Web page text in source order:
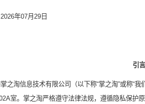
2026年07月 29 日
引言
之淘信息技术有限公司（以下称“掌之淘”或称“
室。掌之淘严格遵守法律法规，遵循隐私保护